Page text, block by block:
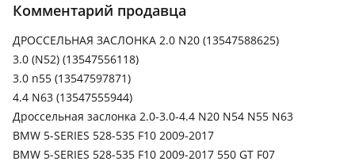
2009 - 2013 F10/F11/F07, 2002 - 2007 E60/E61
BMW 535
2009 - 2013 F10/F11/F07, 1995 - 2000 E39
BMW 550
2009 - 2013 F10/F11/F07, 2007 - 2010 E60/E61 рестайлинг
Комментарий продавца
ДРОССЕЛЬНАЯ ЗАСЛОНКА 2.0 N20 (13547588625)
3.0 (N52) (13547556118)
3.0 n55 (13547597871)
4.4 N63 (13547555944)
Дроссельная заслонка 2.0-3.0-4.4 N20 N54 N55 N63
BMW 5-SERIES 528-535 F10 2009-2017
BMW 5-SERIES 528-535 F10 2009-2017 550 GT F07